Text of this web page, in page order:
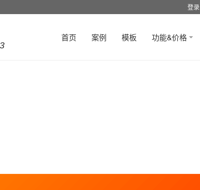
登录
首页 案例 模板 功能&价格